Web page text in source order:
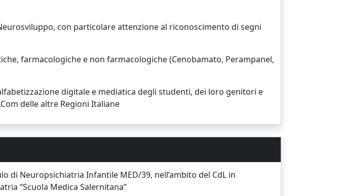
con particolare attenzione al riconoscimento di segni
farmacologiche e non farmacologiche (Cenobamato, Perampanel,
digitale e mediatica degli studenti, dei loro genitori e
delle altre Regioni Italiane
di Neuropsichiatria Infantile MED/39, nell’ambito del CdL in
“Scuola Medica Salernitana”